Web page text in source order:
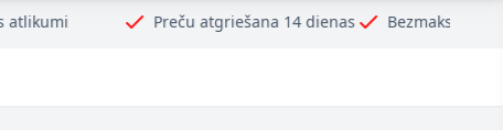
Preču atgriešana 14 dienas Bezmaksas piegāde no 99€